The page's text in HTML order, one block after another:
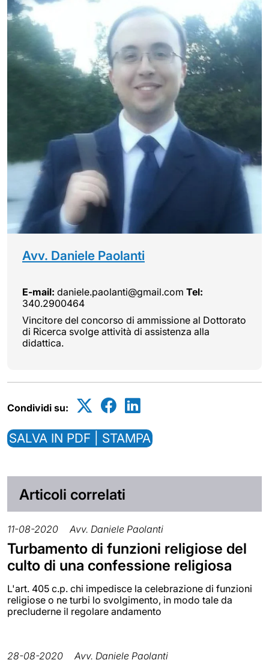
Avv. Daniele Paolanti
E-mail: daniele.paolanti@gmail.com Tel:
340.2900464
Vincitore del concorso di ammissione al Dottorato
di Ricerca svolge attività di assistenza alla
didattica.
Condividi su:
SALVA IN PDF | STAMPA
Articoli correlati
11-08-2020 Avv. Daniele Paolanti
Turbamento di funzioni religiose del
culto di una confessione religiosa
L'art. 405 c.p. chi impedisce la celebrazione di funzioni
religiose o ne turbi lo svolgimento, in modo tale da
precluderne il regolare andamento
28-08-2020 Avv. Daniele Paolanti